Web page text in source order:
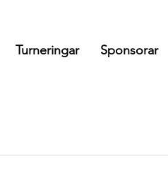
Turneringar Sponsorar